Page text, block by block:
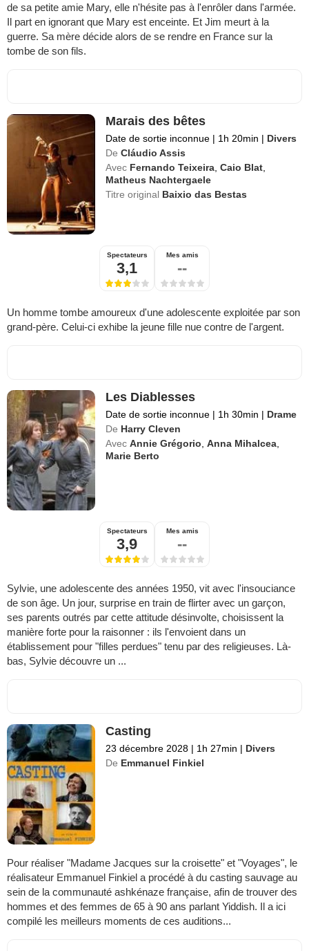
de sa petite amie Mary, elle n'hésite pas à l'enrôler dans l'armée.
Il part en ignorant que Mary est enceinte. Et Jim meurt à la
guerre. Sa mère décide alors de se rendre en France sur la
tombe de son fils.
Marais des bêtes
Date de sortie inconnue | 1h 20min | Divers
De Cláudio Assis
Avec Fernando Teixeira ,Caio Blat
Matheus Nachtergaele
Titre original Baixio das Bestas
Spectateurs
3,1
Mes amis
--
Un homme tombe amoureux d'une adolescente exploitée par son
grand-père. Celui-ci exhibe la jeune fille nue contre de l'argent.
Les Diablesses
Date de sortie inconnue | 1h 30min | Drame
De Harry Cleven
Avec Annie Grégorio ,Anna Mihalcea
Marie Berto
Spectateurs
3,9
Mes amis
--
Sylvie, une adolescente des années 1950, vit avec l'insouciance
de son âge. Un jour, surprise en train de flirter avec un garçon,
ses parents outrés par cette attitude désinvolte, choisissent la
manière forte pour la raisonner : ils l'envoient dans un
établissement pour "filles perdues" tenu par des religieuses. Là-
bas, Sylvie découvre un ...
Casting
23 décembre 2028 | 1h 27min | Divers
De Emmanuel Finkiel
Pour réaliser "Madame Jacques sur la croisette" et "Voyages", le
réalisateur Emmanuel Finkiel a procédé à du casting sauvage au
sein de la communauté ashkénaze française, afin de trouver des
hommes et des femmes de 65 à 90 ans parlant Yiddish. Il a ici
compilé les meilleurs moments de ces auditions...